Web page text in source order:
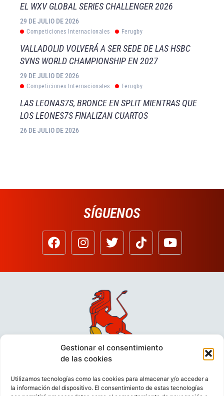
Gestionar el consentimiento
de las cookies
Utilizamos tecnologías como las cookies para almacenar y/o acceder a
la información del dispositivo. El consentimiento de estas tecnologías
EL WXV GLOBAL SERIES CHALLENGER 2026
29 DE JULIO DE 2026
Competiciones Internacionales Ferugby
VALLADOLID VOLVERÁ A SER SEDE DE LAS HSBC
SVNS WORLD CHAMPIONSHIP EN 2027
29 DE JULIO DE 2026
Competiciones Internacionales Ferugby
LAS LEONAS7S, BRONCE EN SPLIT MIENTRAS QUE
LOS LEONES7S FINALIZAN CUARTOS
26 DE JULIO DE 2026
SÍGUENOS